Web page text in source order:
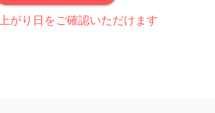
がり日をご確認いただけます